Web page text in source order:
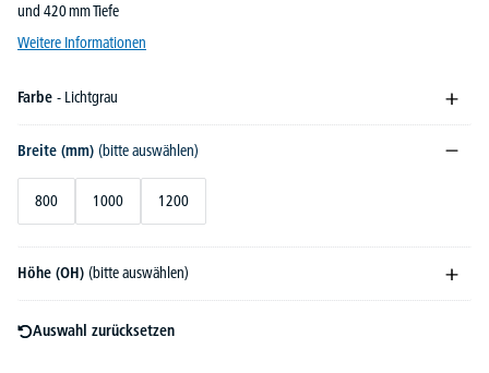
und 420 mm Tiefe
Weitere Informationen
Farbe - Lichtgrau
Breite (mm) (bitte auswählen)
800 1000 1200
Höhe (OH) (bitte auswählen)
Auswahl zurücksetzen